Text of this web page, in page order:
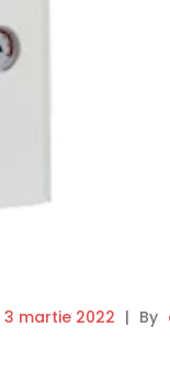
3 martie 2022 | By